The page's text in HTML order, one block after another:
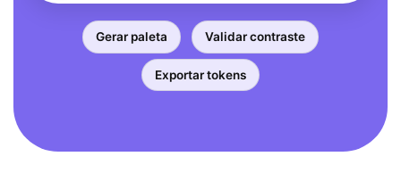
Gerar paleta Validar contraste
Exportar tokens